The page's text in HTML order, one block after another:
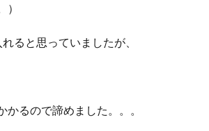
ると思っていましたが、
るので諦めました。。。